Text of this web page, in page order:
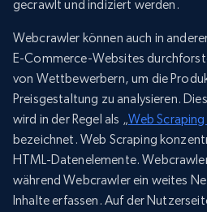
gecrawlt und indiziert werden.
Webcrawler können auch in
E-Commerce-Websites
von Wettbewerbern, um die
Preisgestaltung zu analysieren.
wird in der Regel als „Web
bezeichnet. Web Scraping
HTML-Datenelemente.
während Webcrawler ein weites
Inhalte erfassen. Auf der